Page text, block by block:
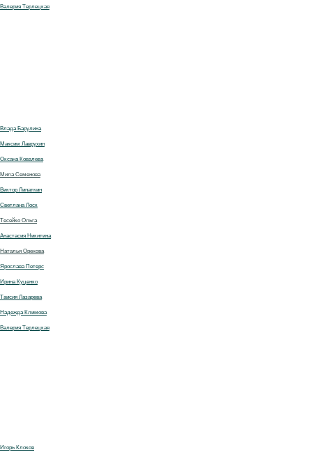
Валерия Терлецкая
Влада Барулина
Максим Лаврухин
Оксана Ковалева
Мила Семенова
Виктор Липаткин
Светлана Лоск
Тесейко Ольга
Анастасия Никитина
Наталья Орехова
Ярослава Петерс
Ирина Куценко
Таисия Лазарева
Надежда Климова
Валерия Терлецкая
Игорь Клоков